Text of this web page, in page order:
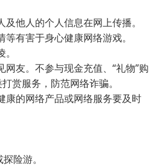
他人的个人信息在网上传播。
有害于身心健康网络游戏。
友。不参与现金充值、“礼物”购
赏服务，防范网络诈骗。
康的网络产品或网络服务要及时
险游。